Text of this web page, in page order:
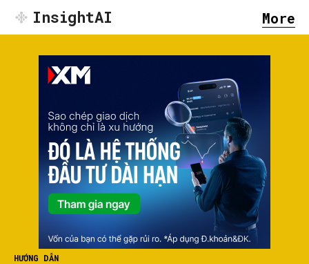
InsightAI More
HƯỚNG DẪN